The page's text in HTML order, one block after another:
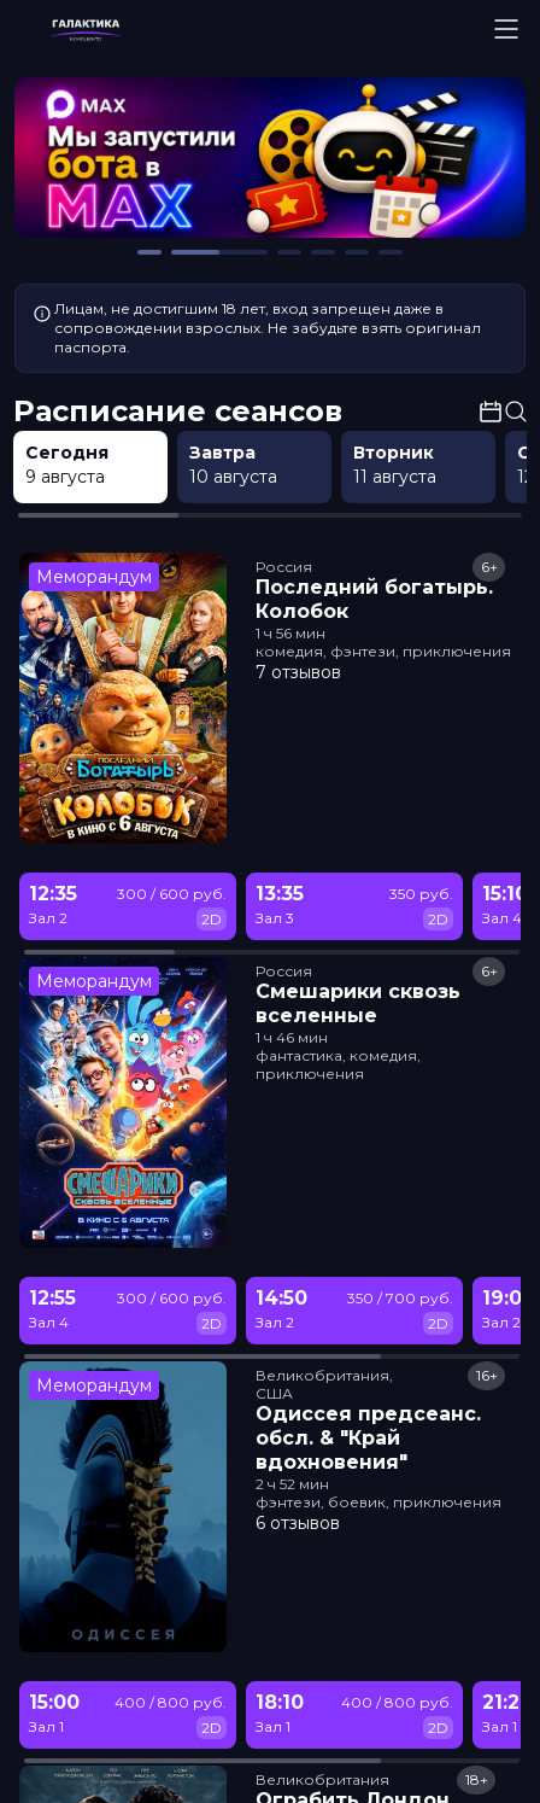
Лицам, не достигшим 18 лет, вход запрещен даже в
сопровождении взрослых. Не забудьте взять оригинал
паспорта.
Расписание сеансов
Сегодня
9 августа
Завтра
10 августа
Вторник
11 августа
12
Меморандум Россия
Последний богатырь.
Колобок
6+
1 ч 56 мин
комедия, фэнтези, приключения
7 отзывов
12:35
Зал 2
300 / 600 руб.
2D
13:35
Зал 3
350 руб.
2D
15:10
Зал 4
Меморандум Россия
Смешарики сквозь
вселенные
6+
1 ч 46 мин
фантастика, комедия,
приключения
12:55
Зал 4
300 / 600 руб.
2D
14:50
Зал 2
350 / 700 руб.
2D
19:00
Зал 2
Меморандум
Великобритания,
США
Одиссея прeдсeанc.
обсл. & "Край
вдохновения"
16+
2 ч 52 мин
фэнтези, боевик, приключения
6 отзывов
15:00
Зал 1
400 / 800 руб.
2D
18:10
Зал 1
400 / 800 руб.
2D
21:20
Зал 1
Великобритания 18+